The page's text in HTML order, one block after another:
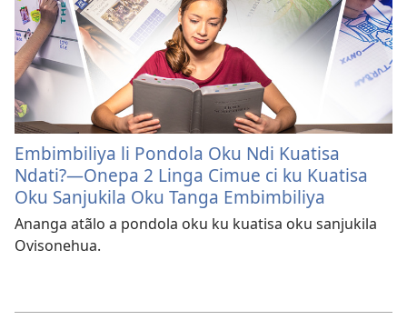
Embimbiliya li Pondola Oku Ndi Kuatisa
Ndati?—Onepa 2 Linga Cimue ci ku Kuatisa
Oku Sanjukila Oku Tanga Embimbiliya
Ananga atãlo a pondola oku ku kuatisa oku sanjukila
Ovisonehua.